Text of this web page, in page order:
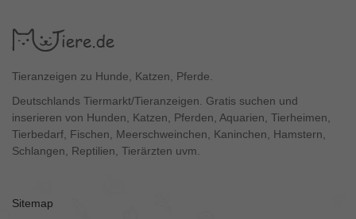
Tieranzeigen zu Hunde, Katzen, Pferde.
Deutschlands Tiermarkt/Tieranzeigen. Gratis suchen und
inserieren von Hunden, Katzen, Pferden, Aquarien, Tierheimen,
Tierbedarf, Fischen, Meerschweinchen, Kaninchen, Hamstern,
Schlangen, Reptilien, Tierärzten uvm.
Sitemap